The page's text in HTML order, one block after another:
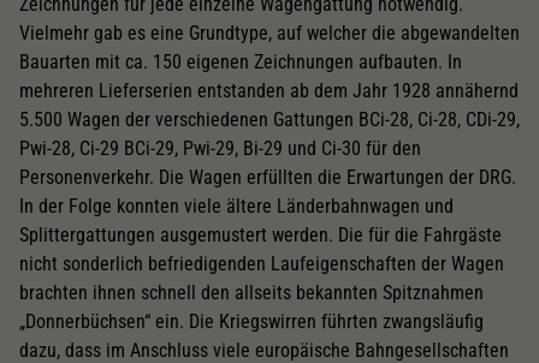
Vielmehr gab es eine Grundtype, auf welcher die abgewandelten
Bauarten mit ca. 150 eigenen Zeichnungen aufbauten. In
mehreren Lieferserien entstanden ab dem Jahr 1928 annähernd
5.500 Wagen der verschiedenen Gattungen BCi-28, Ci-28, CDi-29,
Pwi-28, Ci-29 BCi-29, Pwi-29, Bi-29 und Ci-30 für den
Personenverkehr. Die Wagen erfüllten die Erwartungen der DRG.
In der Folge konnten viele ältere Länderbahnwagen und
Splittergattungen ausgemustert werden. Die für die Fahrgäste
nicht sonderlich befriedigenden Laufeigenschaften der Wagen
brachten ihnen schnell den allseits bekannten Spitznahmen
„Donnerbüchsen“ ein. Die Kriegswirren führten zwangsläufig
dazu, dass im Anschluss viele europäische Bahngesellschaften